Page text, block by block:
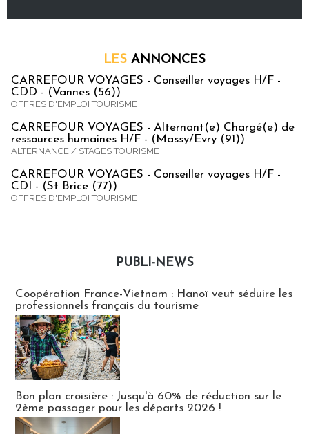
LES ANNONCES
CARREFOUR VOYAGES - Conseiller voyages H/F -
CDD - (Vannes (56))
OFFRES D'EMPLOI TOURISME
CARREFOUR VOYAGES - Alternant(e) Chargé(e) de
ressources humaines H/F - (Massy/Evry (91))
ALTERNANCE / STAGES TOURISME
CARREFOUR VOYAGES - Conseiller voyages H/F -
CDI - (St Brice (77))
OFFRES D'EMPLOI TOURISME
PUBLI-NEWS
Coopération France-Vietnam : Hanoï veut séduire les
professionnels français du tourisme
Bon plan croisière : Jusqu'à 60% de réduction sur le
2ème passager pour les départs 2026 !